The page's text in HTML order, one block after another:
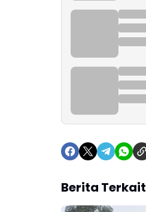
Berita Terkait